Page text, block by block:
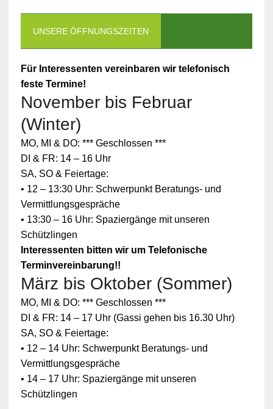
UNSERE ÖFFNUNGSZEITEN
Für Interessenten vereinbaren wir telefonisch
feste Termine!
November bis Februar
(Winter)
MO, MI & DO: *** Geschlossen ***
DI & FR: 14 – 16 Uhr
SA, SO & Feiertage:
• 12 – 13:30 Uhr: Schwerpunkt Beratungs- und
Vermittlungsgespräche
• 13:30 – 16 Uhr: Spaziergänge mit unseren
Schützlingen
Interessenten bitten wir um Telefonische
Terminvereinbarung!!
März bis Oktober (Sommer)
MO, MI & DO: *** Geschlossen ***
DI & FR: 14 – 17 Uhr (Gassi gehen bis 16.30 Uhr)
SA, SO & Feiertage:
• 12 – 14 Uhr: Schwerpunkt Beratungs- und
Vermittlungsgespräche
• 14 – 17 Uhr: Spaziergänge mit unseren
Schützlingen